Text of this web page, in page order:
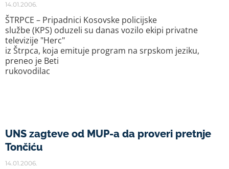
14.01.2006.
ŠTRPCE – Pripadnici Kosovske policijske
službe (KPS) oduzeli su danas vozilo ekipi privatne
televizije "Herc"
iz Štrpca, koja emituje program na srpskom jeziku,
preneo je Beti
rukovodilac
UNS zagteve od MUP-a da proveri pretnje
Tončiću
14.01.2006.